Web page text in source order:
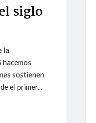
siglo
la
hacemos
sostienen
el primer...